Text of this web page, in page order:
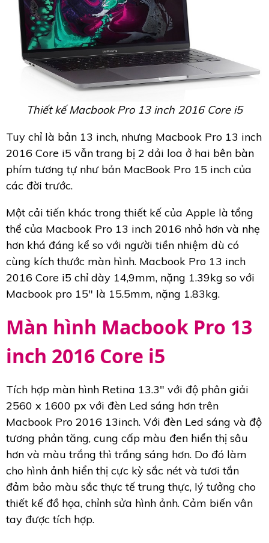
Thiết kế Macbook Pro 13 inch 2016 Core i5
Tuy chỉ là bản 13 inch, nhưng Macbook Pro 13 inch
2016 Core i5 vẫn trang bị 2 dải loa ở hai bên bàn
phím tương tự như bản MacBook Pro 15 inch của
các đời trước.
Một cải tiến khác trong thiết kế của Apple là tổng
thể của Macbook Pro 13 inch 2016 nhỏ hơn và nhẹ
hơn khá đáng kể so với người tiền nhiệm dù có
cùng kích thước màn hình. Macbook Pro 13 inch
2016 Core i5 chỉ dày 14,9mm, nặng 1.39kg so với
Macbook pro 15″ là 15.5mm, nặng 1.83kg.
Màn hình Macbook Pro 13
inch 2016 Core i5
Tích hợp màn hình Retina 13.3" với độ phân giải
2560 x 1600 px với đèn Led sáng hơn trên
Macbook Pro 2016 13inch. Với đèn Led sáng và độ
tương phản tăng, cung cấp màu đen hiển thị sâu
hơn và màu trắng thì trắng sáng hơn. Do đó làm
cho hình ảnh hiển thị cực kỳ sắc nét và tươi tắn
đảm bảo màu sắc thực tế trung thực, lý tưởng cho
thiết kế đồ họa, chỉnh sửa hình ảnh. Cảm biến vân
tay được tích hợp.